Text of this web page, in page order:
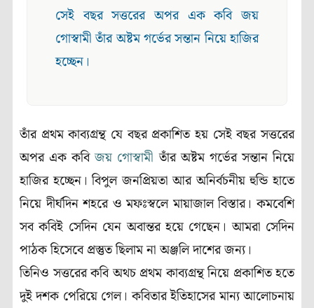
সেই বছর সত্তরের অপর এক কবি জয়
গোস্বামী তাঁর অষ্টম গর্ভের সন্তান নিয়ে হাজির
হচ্ছেন।
তাঁর প্রথম কাব্যগ্রন্থ যে বছর প্রকাশিত হয় সেই বছর সত্তরের
অপর এক কবিজয় গোস্বামীতাঁর অষ্টম গর্ভের সন্তান নিয়ে
হাজির হচ্ছেন। বিপুল জনপ্রিয়তা আর অনির্বচনীয় হুন্ডি হাতে
নিয়ে দীর্ঘদিন শহরে ও মফঃস্বলে মায়াজাল বিস্তার। কমবেশি
সব কবিই সেদিন যেন অবান্তর হয়ে গেছেন। আমরা সেদিন
পাঠক হিসেবে প্রস্তুত ছিলাম না অঞ্জলি দাশের জন্য।
তিনিও সত্তরের কবি অথচ প্রথম কাব্যগ্রন্থ নিয়ে প্রকাশিত হতে
দুই দশক পেরিয়ে গেল। কবিতার ইতিহাসের মান্য আলোচনায়